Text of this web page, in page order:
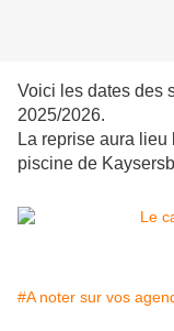
Voici les dates des
2025/2026.
La reprise aura lieu
piscine de
#A noter sur vos